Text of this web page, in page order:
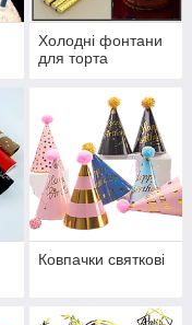
Холодні фонтани
для торта
Ковпачки святкові